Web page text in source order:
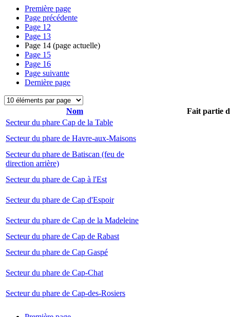
Première page
Page précédente
Page 12
Page 13
Page 14 (page actuelle)
Page 15
Page 16
Page suivante
Dernière page
Nom
Fait partie
Secteur du phare Cap de la Table
Secteur du phare de Havre-aux-Maisons
Secteur du phare de Batiscan (feu de
direction arrière)
Secteur du phare de Cap à l'Est
Secteur du phare de Cap d'Espoir
Secteur du phare de Cap de la Madeleine
Secteur du phare de Cap de Rabast
Secteur du phare de Cap Gaspé
Secteur du phare de Cap-Chat
Secteur du phare de Cap-des-Rosiers